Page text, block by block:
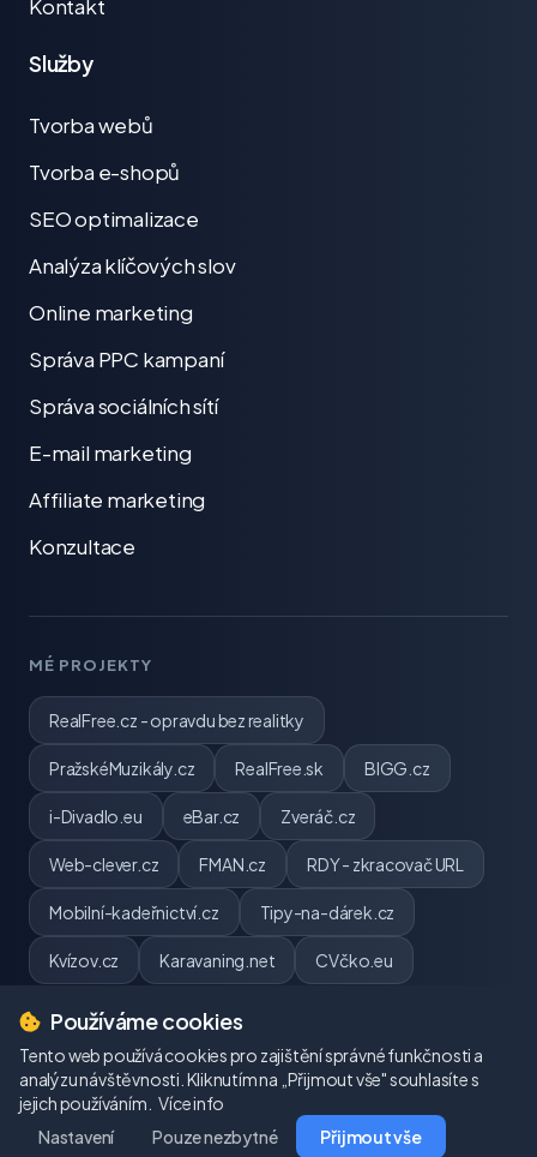
Kontakt
Služby
Tvorba webů
Tvorba e-shopů
SEO optimalizace
Analýza klíčových slov
Online marketing
Správa PPC kampaní
Správa sociálních sítí
E-mail marketing
Affiliate marketing
Konzultace
MÉ PROJEKTY
RealFree.cz - opravdu bez realitky
PražskéMuzikály.cz RealFree.sk BIGG.cz
i-Divadlo.eu eBar.cz Zveráč.cz
Web-clever.cz FMAN.cz RDY - zkracovač URL
Mobilní-kadeřnictví.cz Tipy-na-dárek.cz
Kvízov.cz Karavaning.net CVčko.eu
© 2026 webpj.cz. Všechna práva vyhrazena.
Pavel Jirouš | IČ: 06484824
Používáme cookies
Tento web používá cookies pro zajištění správné funkčnosti a
analýzu návštěvnosti. Kliknutím na „Přijmout vše" souhlasíte s
jejich používáním. Více info
Nastavení
Pouze nezbytné Přijmout vše